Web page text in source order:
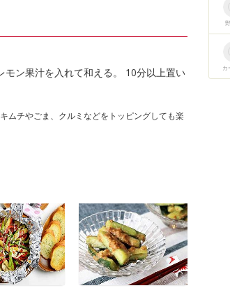
モン果汁を入れて和える。 10分以上置い
ムチやごま、クルミなどをトッピングしても楽
カ